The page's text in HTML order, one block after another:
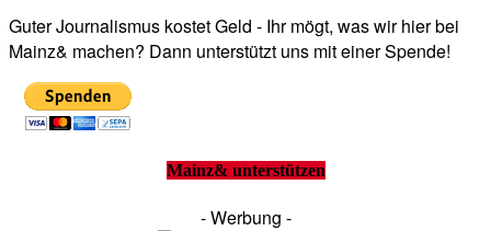
Guter Journalismus kostet Geld - Ihr mögt, was wir hier bei
Mainz& machen? Dann unterstützt uns mit einer Spende!
Mainz& unterstützen
- Werbung -